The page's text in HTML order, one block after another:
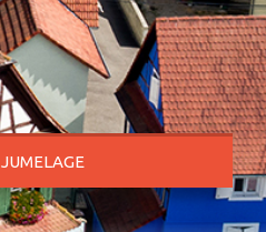
JUMELAGE